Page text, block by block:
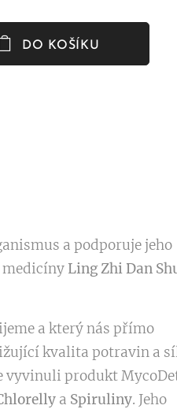
DO KOŠÍKU
a podporuje jeho
medicíny Ling Zhi Dan
a který nás přímo
kvalita potravin a
vyvinuli produkt
a Spiruliny. Jeho